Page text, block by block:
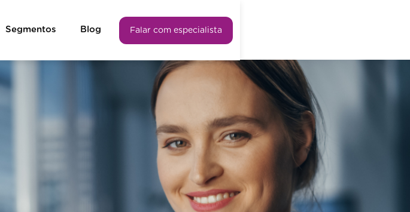
Segmentos Blog Falar com especialista